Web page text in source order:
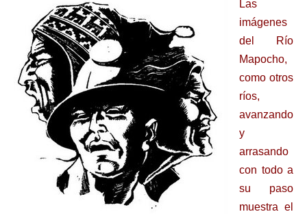
Las
imágenes
del Río
Mapocho,
como otros
ríos,
avanzando
y
arrasando
con todo a
su paso
muestra el